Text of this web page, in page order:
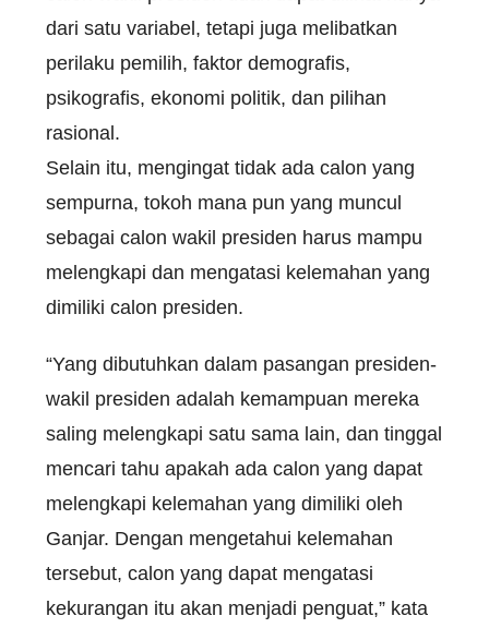
dari satu variabel, tetapi juga melibatkan
perilaku pemilih, faktor demografis,
psikografis, ekonomi politik, dan pilihan
rasional.
Selain itu, mengingat tidak ada calon yang
sempurna, tokoh mana pun yang muncul
sebagai calon wakil presiden harus mampu
melengkapi dan mengatasi kelemahan yang
dimiliki calon presiden.
“Yang dibutuhkan dalam pasangan presiden-
wakil presiden adalah kemampuan mereka
saling melengkapi satu sama lain, dan tinggal
mencari tahu apakah ada calon yang dapat
melengkapi kelemahan yang dimiliki oleh
Ganjar. Dengan mengetahui kelemahan
tersebut, calon yang dapat mengatasi
kekurangan itu akan menjadi penguat,” kata